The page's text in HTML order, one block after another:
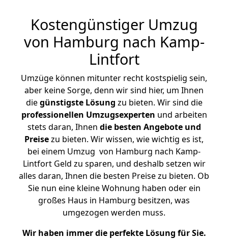
Kostengünstiger Umzug
von Hamburg nach Kamp-
Lintfort
Umzüge können mitunter recht kostspielig sein,
aber keine Sorge, denn wir sind hier, um Ihnen
diegünstigste Lösung zu bieten. Wir sind die
professionellen Umzugsexperten und arbeiten
stets daran, Ihnen die besten Angebote und
Preisezu bieten. Wir wissen, wie wichtig es ist,
bei einem Umzug von Hamburg nach Kamp-
Lintfort Geld zu sparen, und deshalb setzen wir
alles daran, Ihnen die besten Preise zu bieten. Ob
Sie nun eine kleine Wohnung haben oder ein
großes Haus in Hamburg besitzen, was
umgezogen werden muss.
Wir haben immer die perfekte Lösung für Sie.